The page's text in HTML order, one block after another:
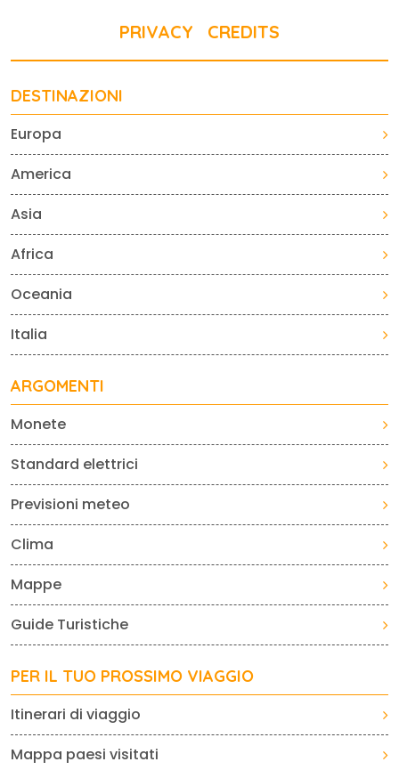
PRIVACY CREDITS
DESTINAZIONI
Europa
America
Asia
Africa
Oceania
Italia
ARGOMENTI
Monete
Standard elettrici
Previsioni meteo
Clima
Mappe
Guide Turistiche
PER IL TUO PROSSIMO VIAGGIO
Itinerari di viaggio
Mappa paesi visitati